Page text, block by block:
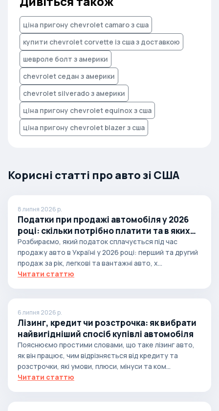
ціна пригону chevrolet camaro з сша
купити chevrolet corvette із сша з доставкою
шевроле болт з америки
chevrolet седан з америки
chevrolet silverado з америки
ціна пригону chevrolet equinox з сша
ціна пригону chevrolet blazer з сша
Корисні статті про авто зі США
8 липня 2026 р.
Податки при продажі автомобіля у 2026
році: скільки потрібно платити та в яких
випадках
Розбираємо, який податок сплачується під час
продажу авто в Україні у 2026 році: перший та другий
продаж за рік, легкові та вантажні авто, х...
Читати статтю
6 липня 2026 р.
Лізинг, кредит чи розстрочка: як вибрати
найвигідніший спосіб купівлі автомобіля
Пояснюємо простими словами, що таке лізинг авто,
як він працює, чим відрізняється від кредиту та
розстрочки, які умови, плюси, мінуси та ком...
Читати статтю